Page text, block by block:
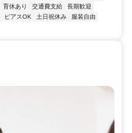
育休あり 交通費支給
長期歓迎
ピアスOK 土日祝休み
服装自由